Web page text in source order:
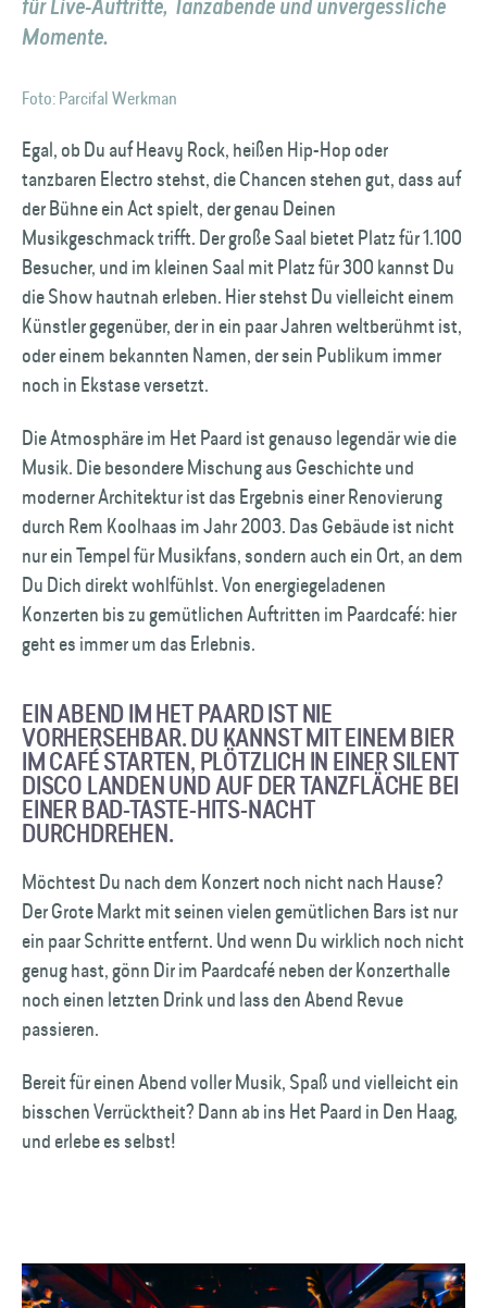
für Live-Auftritte, Tanzabende und unvergessliche
Momente.
Foto: Parcifal Werkman
Egal, ob Du auf Heavy Rock, heißen Hip-Hop oder
tanzbaren Electro stehst, die Chancen stehen gut, dass auf
der Bühne ein Act spielt, der genau Deinen
Musikgeschmack trifft. Der große Saal bietet Platz für 1.100
Besucher, und im kleinen Saal mit Platz für 300 kannst Du
die Show hautnah erleben. Hier stehst Du vielleicht einem
Künstler gegenüber, der in ein paar Jahren weltberühmt ist,
oder einem bekannten Namen, der sein Publikum immer
noch in Ekstase versetzt.
Die Atmosphäre im Het Paard ist genauso legendär wie die
Musik. Die besondere Mischung aus Geschichte und
moderner Architektur ist das Ergebnis einer Renovierung
durch Rem Koolhaas im Jahr 2003. Das Gebäude ist nicht
nur ein Tempel für Musikfans, sondern auch ein Ort, an dem
Du Dich direkt wohlfühlst. Von energiegeladenen
Konzerten bis zu gemütlichen Auftritten im Paardcafé: hier
geht es immer um das Erlebnis.
EIN ABEND IM HET PAARD IST NIE
VORHERSEHBAR. DU KANNST MIT EINEM BIER
IM CAFÉ STARTEN, PLÖTZLICH IN EINER SILENT
DISCO LANDEN UND AUF DER TANZFLÄCHE BEI
EINER BAD-TASTE-HITS-NACHT
DURCHDREHEN.
Möchtest Du nach dem Konzert noch nicht nach Hause?
Der Grote Markt mit seinen vielen gemütlichen Bars ist nur
ein paar Schritte entfernt. Und wenn Du wirklich noch nicht
genug hast, gönn Dir im Paardcafé neben der Konzerthalle
noch einen letzten Drink und lass den Abend Revue
passieren.
Bereit für einen Abend voller Musik, Spaß und vielleicht ein
bisschen Verrücktheit? Dann ab ins Het Paard in Den Haag,
und erlebe es selbst!